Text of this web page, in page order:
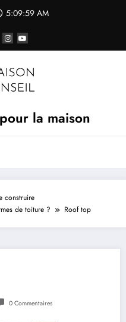
5:09:59 AM
la maison
construire
de toiture ?
Roof top
0 Commentaires